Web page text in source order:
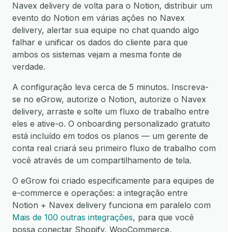
Navex delivery de volta para o Notion, distribuir um
evento do Notion em várias ações no Navex
delivery, alertar sua equipe no chat quando algo
falhar e unificar os dados do cliente para que
ambos os sistemas vejam a mesma fonte de
verdade.
A configuração leva cerca de 5 minutos. Inscreva-
se no eGrow, autorize o Notion, autorize o Navex
delivery, arraste e solte um fluxo de trabalho entre
eles e ative-o. O onboarding personalizado gratuito
está incluído em todos os planos — um gerente de
conta real criará seu primeiro fluxo de trabalho com
você através de um compartilhamento de tela.
O eGrow foi criado especificamente para equipes de
e-commerce e operações: a integração entre
Notion + Navex delivery funciona em paralelo com
Mais de 100 outras integrações, para que você
possa conectar Shopify, WooCommerce,